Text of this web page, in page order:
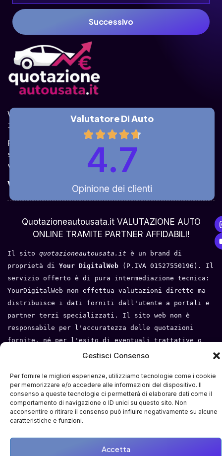
Gestisci Consenso
Per fornire le migliori esperienze, utilizziamo tecnologie come i cookie
per memorizzare e/o accedere alle informazioni del dispositivo. Il
consenso a queste tecnologie ci permetterà di elaborare dati come il
comportamento di navigazione o ID unici su questo sito. Non
acconsentire o ritirare il consenso può influire negativamente su alcune
caratteristiche e funzioni.
Accetta
Successivo
Valuta la tua auto online, gratis e in pochi
istanti.
Ricevi la quotazione dai vari partner e potrai
sceglierla come venderla in modo sicuro,
veloce e rapido!
Valuta Per Modello
Valutatore Di Auto
Opinione dei clienti
4.7
Quotazioneautousata.it VALUTAZIONE AUTO
ONLINE TRAMITE PARTNER AFFIDABILI!
Il sito quotazioneautousata.it è un brand di
proprietà di Your DigitalWeb
(P.IVA 01527550196). Il
servizio offerto è di pura intermediazione tecnica:
YourDigitalWeb non effettua valutazioni dirette ma
distribuisce i dati forniti dall'utente a portali e
partner terzi specializzati. Il sito web non è
responsabile per l'accuratezza delle quotazioni
fornite, né per l'esito di eventuali trattative o
compravendite tra l'utente e i terzi. Tutti i loghi
Privacy Policy - Cookie Policy - Condizioni del
servizio - Mappa del sito